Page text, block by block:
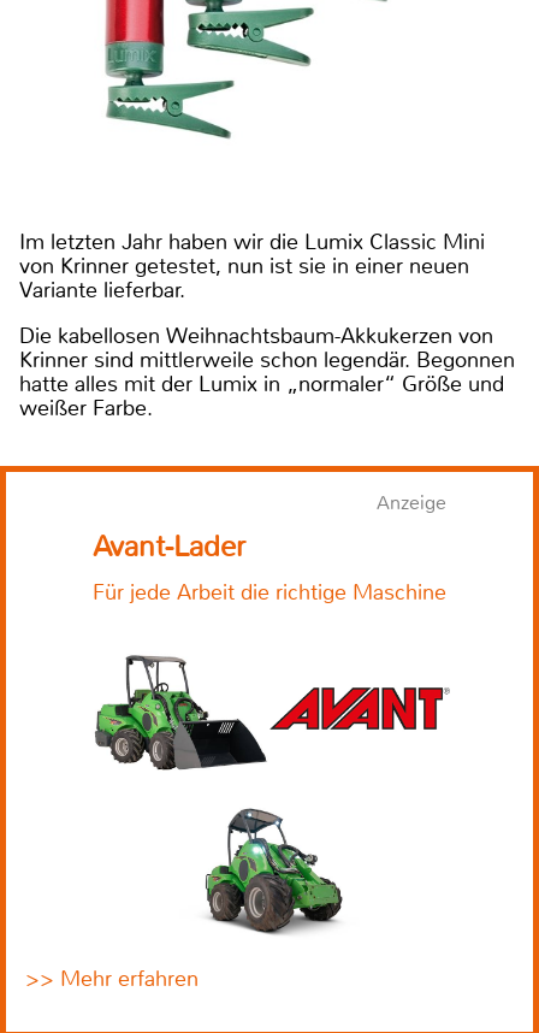
Im letzten Jahr haben wir die Lumix Classic Mini
von Krinner getestet, nun ist sie in einer neuen
Variante lieferbar.
Die kabellosen Weihnachtsbaum-Akkukerzen von
Krinner sind mittlerweile schon legendär. Begonnen
hatte alles mit der Lumix in „normaler“ Größe und
weißer Farbe.
Anzeige
Avant-Lader
Für jede Arbeit die richtige Maschine
>> Mehr erfahren